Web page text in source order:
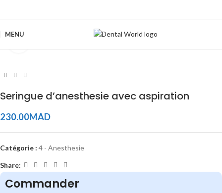
MENU
Seringue d’anesthesie avec aspiration
230.00MAD
Catégorie : 4 - Anesthesie
Share:
Commander